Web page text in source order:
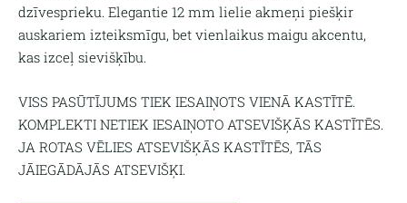
dzīvesprieku. Elegantie 12 mm lielie akmeņi piešķir
auskariem izteiksmīgu, bet vienlaikus maigu akcentu,
kas izceļ sievišķību.
VISS PASŪTĪJUMS TIEK IESAIŅOTS VIENĀ KASTĪTĒ.
KOMPLEKTI NETIEK IESAIŅOTO ATSEVIŠĶĀS KASTĪTĒS.
JA ROTAS VĒLIES ATSEVIŠĶĀS KASTĪTĒS, TĀS
JĀIEGĀDĀJĀS ATSEVIŠĶI.